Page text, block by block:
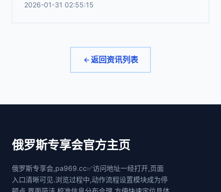
2026-01-31 02:55:15
返回资讯列表
俄罗斯专享会官方主页
俄罗斯专享会,pa969.cc✅访问地址一经打开,页面
入口清晰可见.浏览过程中,动作流程设置模块成为停